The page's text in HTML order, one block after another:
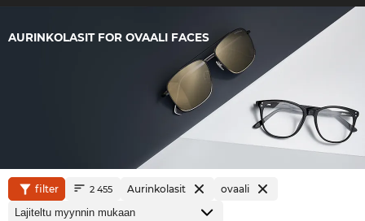
AURINKOLASIT FOR OVAALI FACES
filter 2 455 Aurinkolasit ovaali